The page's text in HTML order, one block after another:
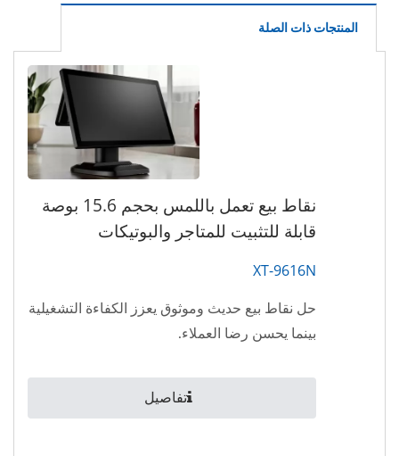
المنتجات ذات الصلة
نقاط بيع تعمل باللمس بحجم 15.6 بوصة
قابلة للتثبيت للمتاجر والبوتيكات
XT-9616N
حل نقاط بيع حديث وموثوق يعزز الكفاءة التشغيلية
بينما يحسن رضا العملاء.
تفاصيل